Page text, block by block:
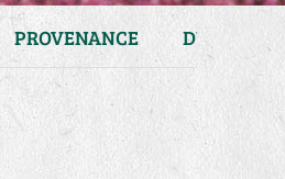
PROVENANCE DURÉE DE